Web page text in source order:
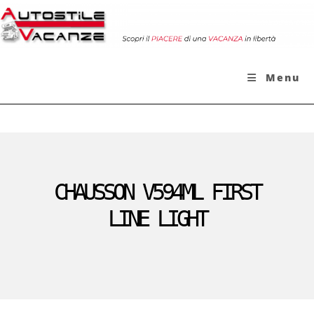
Menu
CHAUSSON V594ML FIRST
LINE LIGHT